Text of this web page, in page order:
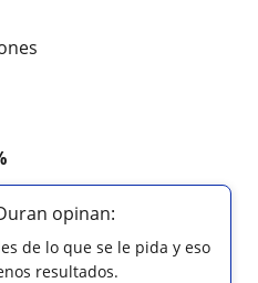
opinan:
de lo que se le pida y eso
resultados.